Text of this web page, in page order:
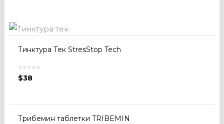
Тинктура Тек StresStop Tech
$38
Трибемин таблетки TRIBEMIN